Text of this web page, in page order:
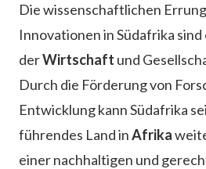
Die wissenschaftlichen
Innovationen in Südafrika
derWirtschaft und
Durch die Förderung von
Entwicklung kann Südafrika
führendes Land inAfrika
einer nachhaltigen und